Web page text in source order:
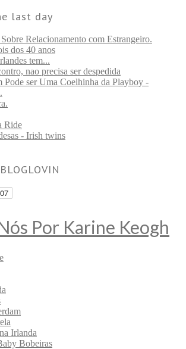
last day
Relacionamento com Estrangeiro.
dos 40 anos
tem...
nao precisa ser despedida
Pode ser Uma Coelhinha da Playboy -
Ride
- Irish twins
Por Karine Keogh
Irlanda
Bobeiras